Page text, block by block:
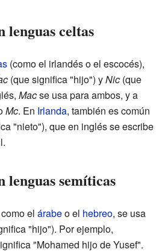
lenguas celtas
(como el irlandés o el escocés),
(que significa "hijo") yNic (que
Macse usa para ambos, y a
Mc. En Irlanda, también es común
"nieto"), que en inglés se escribe
lenguas semíticas
el árabeo el hebreo, se usa
"hijo"). Por ejemplo,
"Mohamed hijo de Yusef".